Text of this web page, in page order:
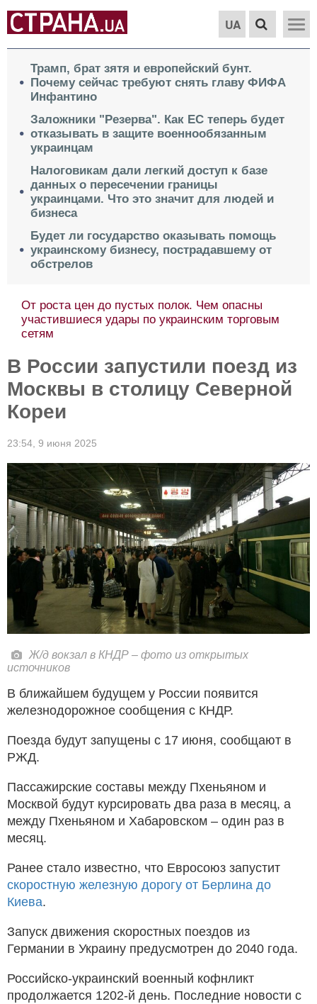
UA
Трамп, брат зятя и европейский бунт.
Почему сейчас требуют снять главу ФИФА
Инфантино
Заложники "Резерва". Как ЕС теперь будет
отказывать в защите военнообязанным
украинцам
Налоговикам дали легкий доступ к базе
данных о пересечении границы
украинцами. Что это значит для людей и
бизнеса
Будет ли государство оказывать помощь
украинскому бизнесу, пострадавшему от
обстрелов
От роста цен до пустых полок. Чем опасны
участившиеся удары по украинским торговым
сетям
В России запустили поезд из
Москвы в столицу Северной
Кореи
23:54, 9 июня 2025
Ж/д вокзал в КНДР – фото из открытых
источников
В ближайшем будущем у России появится
железнодорожное сообщения с КНДР.
Поезда будут запущены с 17 июня, сообщают в
РЖД.
Пассажирские составы между Пхеньяном и
Москвой будут курсировать два раза в месяц, а
между Пхеньяном и Хабаровском – один раз в
месяц.
Ранее стало известно, что Евросоюз запустит
скоростную железную дорогу от Берлина до
Киева.
Запуск движения скоростных поездов из
Германии в Украину предусмотрен до 2040 года.
Российско-украинский военный кофнликт
продолжается 1202-й день. Последние новости с